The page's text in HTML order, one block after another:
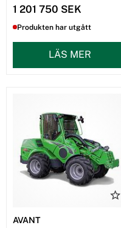
1 201 750 SEK
Produkten har utgått
LÄS MER
AVANT